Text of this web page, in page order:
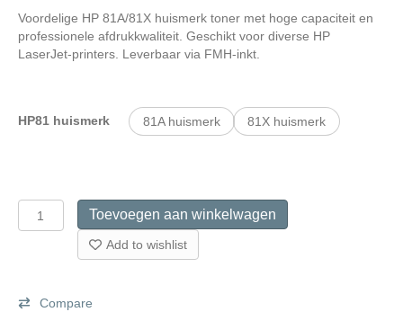
tot
€ 86,99
Voordelige HP 81A/81X huismerk toner met hoge capaciteit en
professionele afdrukkwaliteit. Geschikt voor diverse HP
LaserJet-printers. Leverbaar via FMH-inkt.
HP81 huismerk 81A huismerk 81X huismerk
81A
huismerk
Toevoegen aan winkelwagen
Add to wishlist
Compare